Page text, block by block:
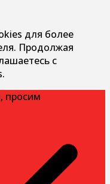
для более
Продолжая
с
просим